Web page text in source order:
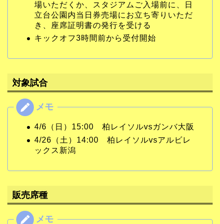
場いただくか、スタジアムご入場前に、日
立台公園内当日券売場にお立ち寄りいただ
き、座席証明書の発行を受ける
キックオフ3時間前から受付開始
対象試合
4/6（日）15:00 柏レイソルvsガンバ大阪
4/26（土）14:00 柏レイソルvsアルビレ
ックス新潟
販売席種